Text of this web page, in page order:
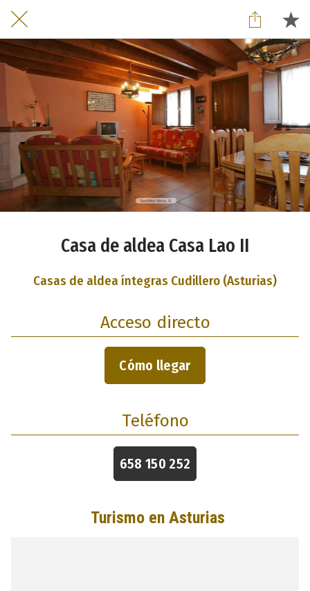
Casa de aldea Casa Lao II
Casas de aldea íntegras Cudillero (Asturias)
Acceso directo
Cómo llegar
Teléfono
658 150 252